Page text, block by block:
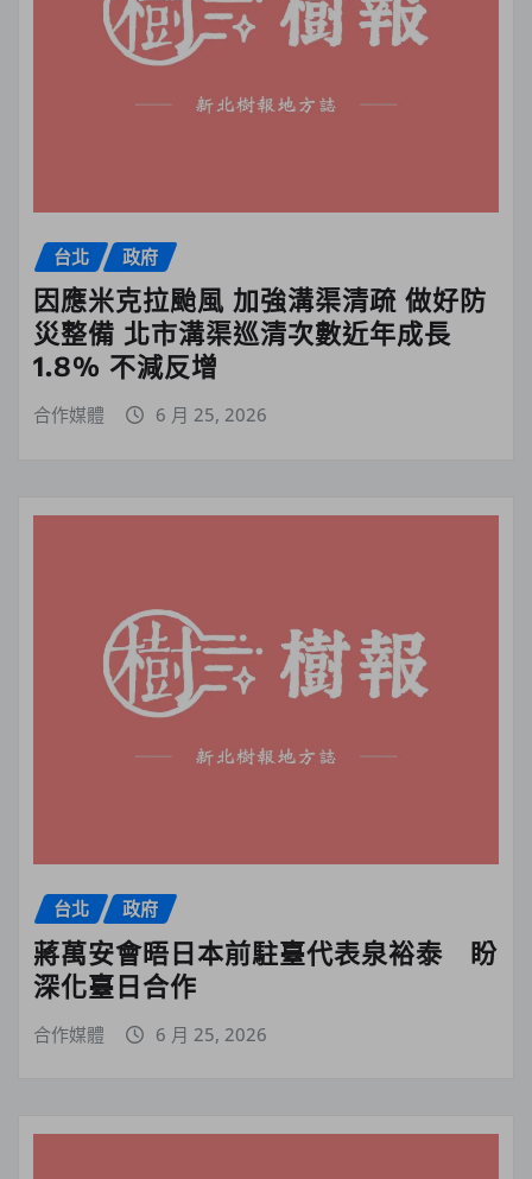
台北 政府
因應米克拉颱風 加強溝渠清疏 做好防
災整備 北市溝渠巡清次數近年成長
1.8% 不減反增
合作媒體 6 月 25, 2026
台北 政府
蔣萬安會晤日本前駐臺代表泉裕泰 盼
深化臺日合作
合作媒體 6 月 25, 2026